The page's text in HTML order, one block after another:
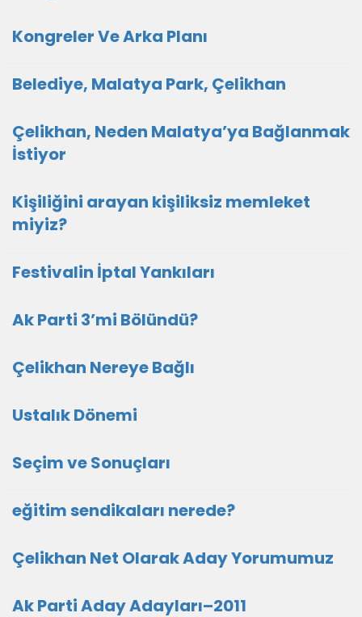
Kongreler Ve Arka Planı
Belediye, Malatya Park, Çelikhan
Çelikhan, Neden Malatya’ya Bağlanmak
İstiyor
Kişiliğini arayan kişiliksiz memleket
miyiz?
Festivalin İptal Yankıları
Ak Parti 3’mi Bölündü?
Çelikhan Nereye Bağlı
Ustalık Dönemi
Seçim ve Sonuçları
eğitim sendikaları nerede?
Çelikhan Net Olarak Aday Yorumumuz
Ak Parti Aday Adayları–2011